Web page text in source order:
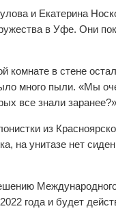
и Екатерина
в Уфе. Они
комнате в стене
много пыли. «Мы
все знали
из
на унитазе нет
года и будет